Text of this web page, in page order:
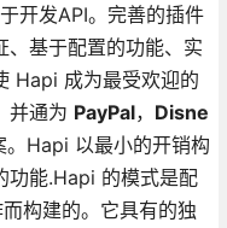
开发API。完善的插件
、基于配置的功能、实
Hapi 成为最受欢迎的
并通为 PayPal， Disne
Hapi 以最小的开销构
功能.Hapi 的模式是配
构建的。它具有的独